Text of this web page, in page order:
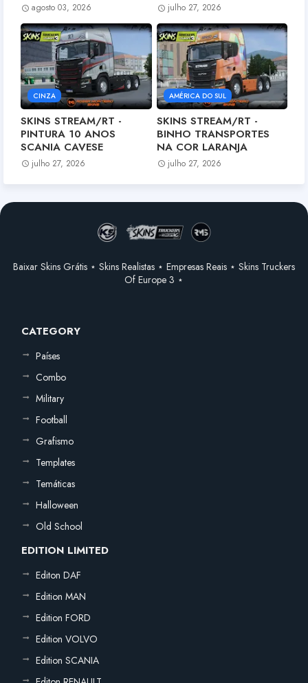
agosto 03, 2026 julho 27, 2026
CINZA
SKINS STREAM/RT -
PINTURA 10 ANOS
SCANIA CAVESE
julho 27, 2026
AMÉRICA DO SUL
SKINS STREAM/RT -
BINHO TRANSPORTES
NA COR LARANJA
julho 27, 2026
Baixar Skins Grátis ⋆ Skins Realistas ⋆ Empresas Reais ⋆ Skins Truckers
Of Europe 3 ⋆
CATEGORY
Países
Combo
Military
Football
Grafismo
Templates
Temáticas
Halloween
Old School
EDITION LIMITED
Editon DAF
Edition MAN
Edition FORD
Edition VOLVO
Edition SCANIA